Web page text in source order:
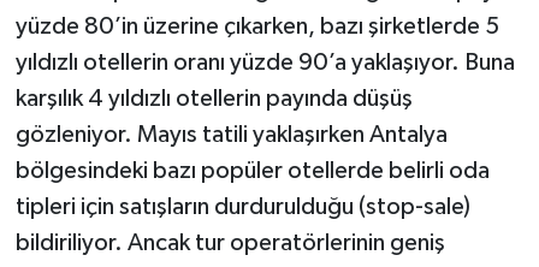
yüzde 80’in üzerine çıkarken, bazı şirketlerde 5
yıldızlı otellerin oranı yüzde 90’a yaklaşıyor. Buna
karşılık 4 yıldızlı otellerin payında düşüş
gözleniyor. Mayıs tatili yaklaşırken Antalya
bölgesindeki bazı popüler otellerde belirli oda
tipleri için satışların durdurulduğu (stop-sale)
bildiriliyor. Ancak tur operatörlerinin geniş